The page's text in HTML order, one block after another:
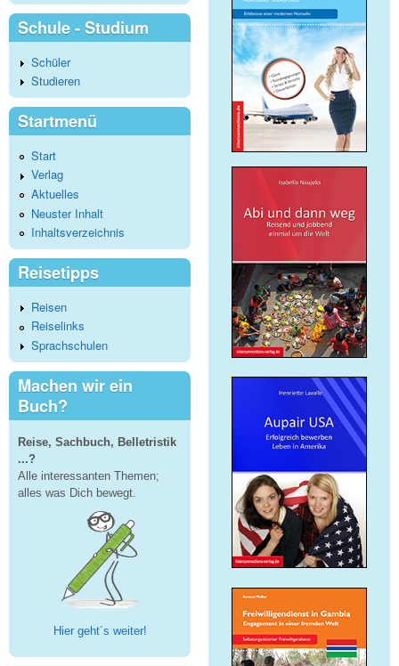
Schule - Studium
Schüler
Studieren
Startmenü
Start
Verlag
Aktuelles
Neuster Inhalt
Inhaltsverzeichnis
Reisetipps
Reisen
Reiselinks
Sprachschulen
Machen wir ein
Buch?
Reise, Sachbuch, Belletristik
...?
Alle interessanten Themen;
alles was Dich bewegt.
Hier geht´s weiter!